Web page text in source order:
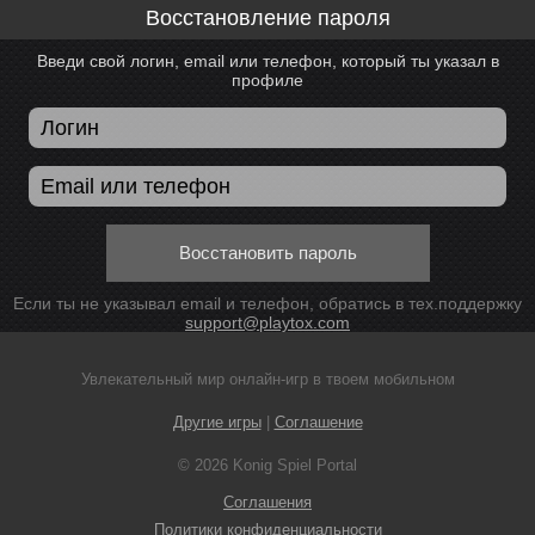
Восстановление пароля
Введи свой логин, email или телефон, который ты указал в
профиле
Восстановить пароль
Если ты не указывал email и телефон, обратись в тех.поддержку
support@playtox.com
Увлекательный мир онлайн-игр в твоем мобильном
Другие игры| Соглашение
© 2026 Konig Spiel Portal
Соглашения
Политики конфиденциальности